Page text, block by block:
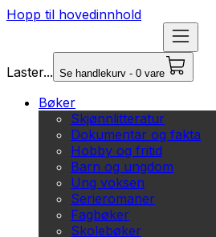
Hopp til hovedinnhold
Laster... Se handlekurv - 0 vare
Bøker
Skjønnlitteratur
Dokumentar og fakta
Hobby og fritid
Barn og ungdom
Ung voksen
Serieromaner
Fagbøker
Skolebøker